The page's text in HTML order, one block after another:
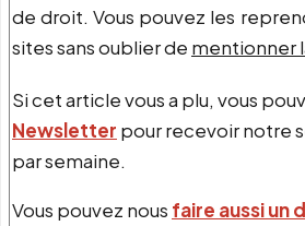
de droit. Vous pouvez les
sites sans oublier de mentionner
Si cet article vous a plu, vous
Newsletter pour recevoir notre
par semaine.
Vous pouvez nous faire aussi un